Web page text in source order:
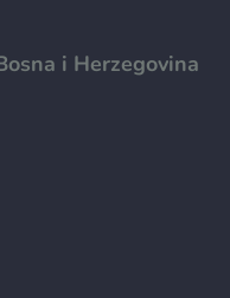
i Herzegovina